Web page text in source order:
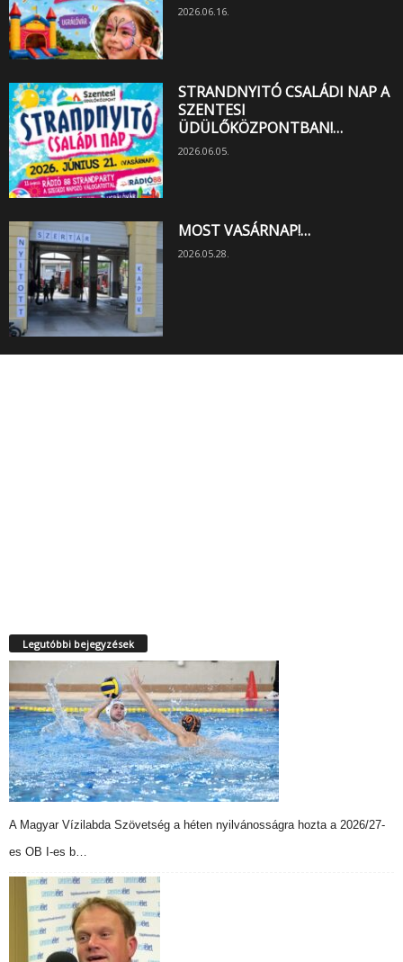
2026.06.16.
STRANDNYITÓ CSALÁDI NAP A
SZENTESI
ÜDÜLŐKÖZPONTBAN!…
2026.06.05.
MOST VASÁRNAP!…
2026.05.28.
Legutóbbi bejegyzések
A Magyar Vízilabda Szövetség a héten nyilvánosságra hozta a 2026/27-
es OB I-es b…